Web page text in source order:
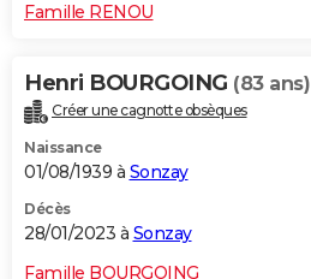
Famille RENOU
Henri BOURGOING (83 ans)
Créer une cagnotte obsèques
Naissance
01/08/1939 à Sonzay
Décès
28/01/2023 à Sonzay
Famille BOURGOING